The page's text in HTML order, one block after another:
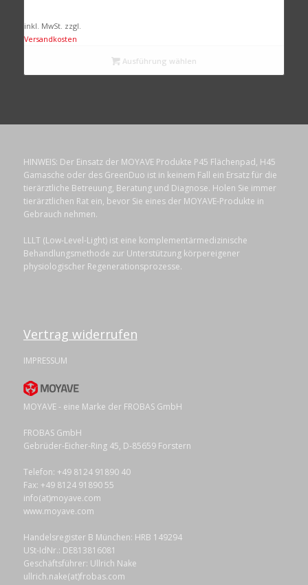
inkl. MwSt. zzgl.
Versandkosten
Ausführung wählen
HINWEIS: Der Einsatz der MOYAVE Produkte P45 Flächenpad, H45
Gamasche oder des GreenDuo ist in keinem Fall ein Ersatz für die
tierärztliche Betreuung, Beratung und Diagnose. Holen Sie immer
tierärztlichen Rat ein, bevor Sie eines der MOYAVE-Produkte in
Gebrauch nehmen.
LLLT (Low-Level-Light) ist eine komplementärmedizinische
Behandlungsmethode zur Unterstützung körpereigener
physiologischer Regenerationsprozesse.
Vertrag widerrufen
IMPRESSUM
MOYAVE - eine Marke der FROBAS GmbH
FROBAS GmbH
Gebrüder-Eicher-Ring 45, D-85659 Forstern
Telefon: +49 8124 91890 40
Fax: +49 8124 91890 55
info(at)moyave.com
www.moyave.com
Handelsregister B München: HRB 149294
USt-IdNr.: DE813816081
Geschäftsführer: Ullrich Nake
ullrich.nake(at)frobas.com